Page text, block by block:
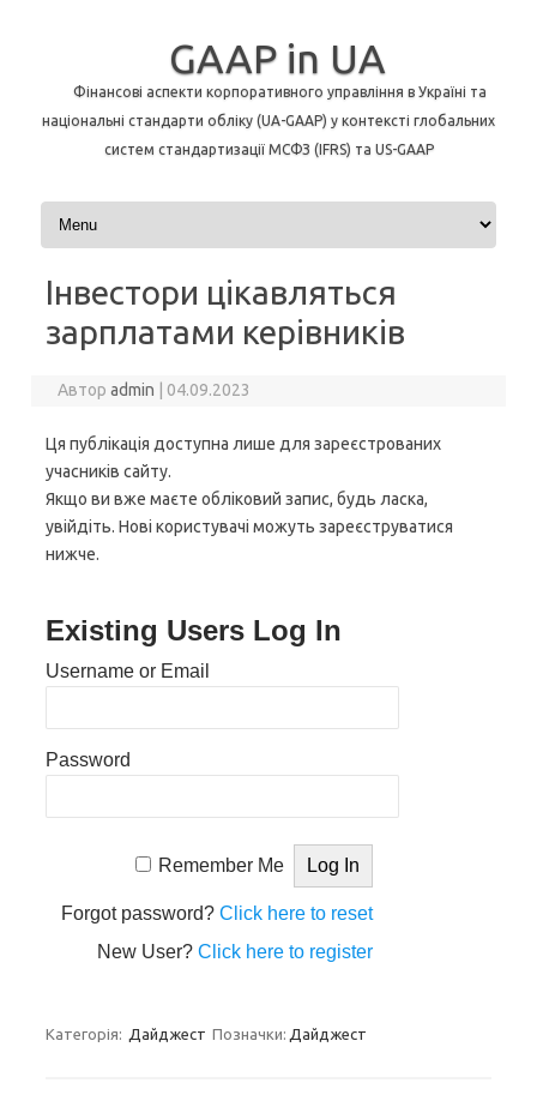
GAAP in UA
Фінансові аспекти корпоративного управління в Україні та
національні стандарти обліку (UA-GAAP) у контексті глобальних
систем стандартизації МСФЗ (IFRS) та US-GAAP
Перейти до контенту
Інвестори цікавляться
зарплатами керівників
Авторadmin 04.09.2023
Ця публікація доступна лише для зареєстрованих
учасників сайту.
Якщо ви вже маєте обліковий запис, будь ласка,
увійдіть. Нові користувачі можуть зареєструватися
нижче.
Existing Users Log In
Username or Email
Password
Remember Me
Forgot password?Click here to reset
New User?Click here to register
Категорія: Дайджест Позначки: Дайджест